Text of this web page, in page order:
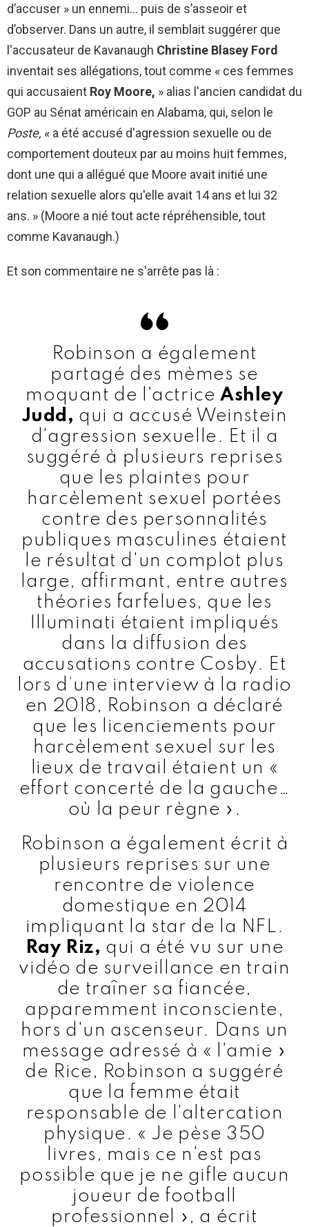
d’accuser » un ennemi… puis de s’asseoir et
d’observer. Dans un autre, il semblait suggérer que
l'accusateur de Kavanaugh Christine Blasey Ford
inventait ses allégations, tout comme « ces femmes
qui accusaient Roy Moore, » alias l'ancien candidat du
GOP au Sénat américain en Alabama, qui, selon le
Poste, « a été accusé d'agression sexuelle ou de
comportement douteux par au moins huit femmes,
dont une qui a allégué que Moore avait initié une
relation sexuelle alors qu'elle avait 14 ans et lui 32
ans. » (Moore a nié tout acte répréhensible, tout
comme Kavanaugh.)
Et son commentaire ne s'arrête pas là :
Robinson a également
partagé des mèmes se
moquant de l'actrice Ashley
Judd, qui a accusé Weinstein
d'agression sexuelle. Et il a
suggéré à plusieurs reprises
que les plaintes pour
harcèlement sexuel portées
contre des personnalités
publiques masculines étaient
le résultat d'un complot plus
large, affirmant, entre autres
théories farfelues, que les
Illuminati étaient impliqués
dans la diffusion des
accusations contre Cosby. Et
lors d’une interview à la radio
en 2018, Robinson a déclaré
que les licenciements pour
harcèlement sexuel sur les
lieux de travail étaient un «
effort concerté de la gauche…
où la peur règne ».
Robinson a également écrit à
plusieurs reprises sur une
rencontre de violence
domestique en 2014
impliquant la star de la NFL.
Ray Riz, qui a été vu sur une
vidéo de surveillance en train
de traîner sa fiancée,
apparemment inconsciente,
hors d'un ascenseur. Dans un
message adressé à « l'amie »
de Rice, Robinson a suggéré
que la femme était
responsable de l'altercation
physique. « Je pèse 350
livres, mais ce n'est pas
possible que je ne gifle aucun
joueur de football
professionnel », a écrit